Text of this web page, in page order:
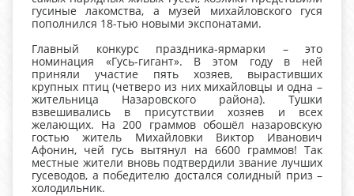
гусиные лакомства, а музей михайловского гуся
пополнился 18-тью новыми экспонатами.
Главный конкурс праздника-ярмарки – это
номинация «Гусь-гигант». В этом году в ней
приняли участие пять хозяев, вырастивших
крупных птиц (четверо из них михайловцы и одна –
жительница Назаровского района). Тушки
взвешивались в присутствии хозяев и всех
желающих. На 200 граммов обошёл назаровскую
гостью житель Михайловки Виктор Иванович
Афонин, чей гусь вытянул на 6600 граммов! Так
местные жители вновь подтвердили звание лучших
гусеводов, а победителю достался солидный приз –
холодильник.